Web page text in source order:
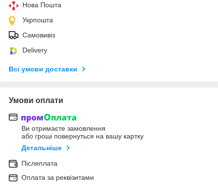
Нова Пошта
Укрпошта
Самовивіз
Delivery
Всі умови доставки
Умови оплати
Ви отримаєте замовлення
або гроші повернуться на вашу картку
Детальніше
Післяплата
Оплата за реквізитами